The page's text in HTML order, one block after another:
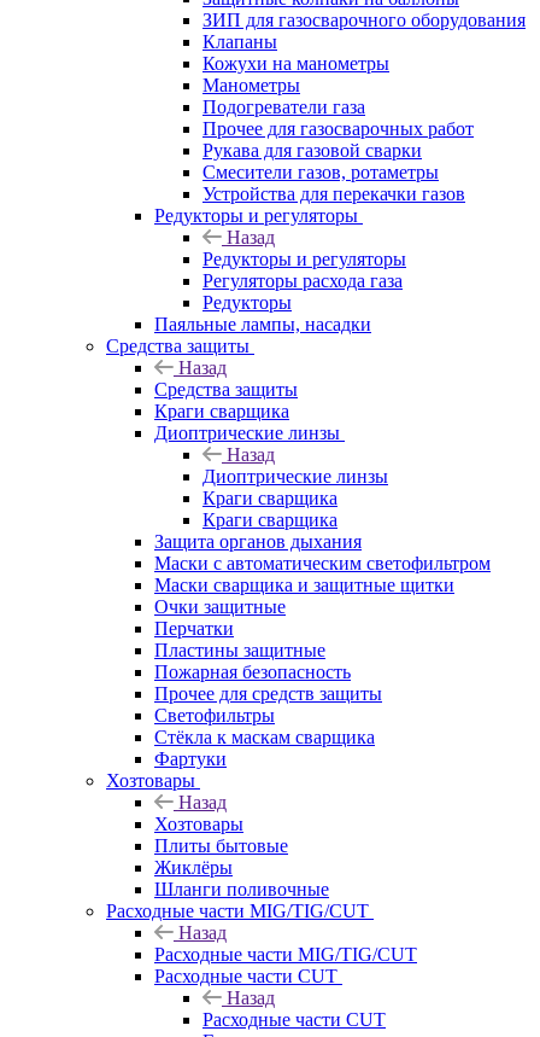
ЗИП для газосварочного оборудования
Клапаны
Кожухи на манометры
Манометры
Подогреватели газа
Прочее для газосварочных работ
Рукава для газовой сварки
Смесители газов, ротаметры
Устройства для перекачки газов
Редукторы и регуляторы
Назад
Редукторы и регуляторы
Регуляторы расхода газа
Редукторы
Паяльные лампы, насадки
Средства защиты
Назад
Средства защиты
Краги сварщика
Диоптрические линзы
Назад
Диоптрические линзы
Краги сварщика
Краги сварщика
Защита органов дыхания
Маски с автоматическим светофильтром
Маски сварщика и защитные щитки
Очки защитные
Перчатки
Пластины защитные
Пожарная безопасность
Прочее для средств защиты
Светофильтры
Стёкла к маскам сварщика
Фартуки
Хозтовары
Назад
Хозтовары
Плиты бытовые
Жиклёры
Шланги поливочные
Расходные части MIG/TIG/CUT
Назад
Расходные части MIG/TIG/CUT
Расходные части CUT
Назад
Расходные части CUT